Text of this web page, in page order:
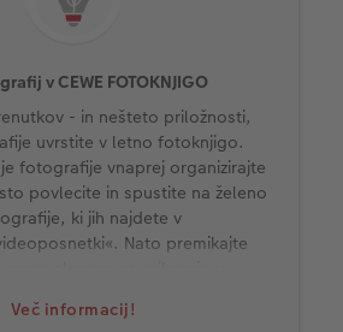
Več informacij!
v CEWE FOTOKNJIGO
- in nešteto priložnosti,
uvrstite v letno fotoknjigo.
fotografije vnaprej organizirajte
povlecite in spustite na želeno
ki jih najdete v
Nato premikajte
doživetji preteklega leta.